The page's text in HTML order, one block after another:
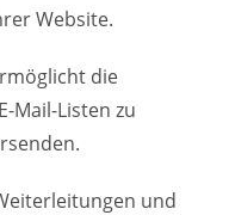
Website.
die
Mail-Listen zu
und